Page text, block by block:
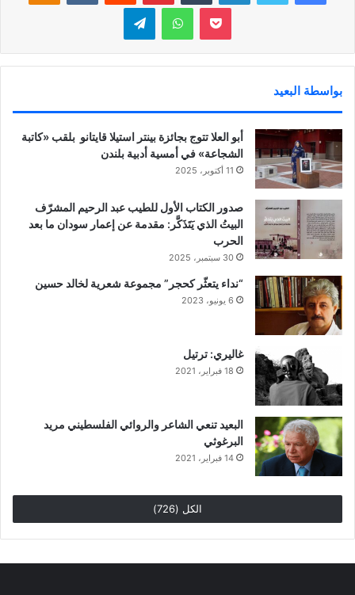
بوكيت واتساب تيلقرام
بواسطة البعيد
أبو العلا تتوج بجائزة بينتر استيلا قايتانو بلقب «كاتبة
الشجاعة» في أمسية أدبية بلندن
11 أكتوبر، 2025
صدور الكتاب الأول للطيب عبد الرحيم المشرّف
البيتُ الذي يَتَذَكَّر: مقدمة عن إعمار سودان ما بعد
الحرب
30 سبتمبر، 2025
“نداء يتعثّر كحجر” مجموعة شعرية لخالد حسين
6 يونيو، 2023
غاليري: ترتيل
18 فبراير، 2021
البعيد تنعي الشاعر والروائي الفلسطيني مريد
البرغوثي
14 فبراير، 2021
الكل (726)